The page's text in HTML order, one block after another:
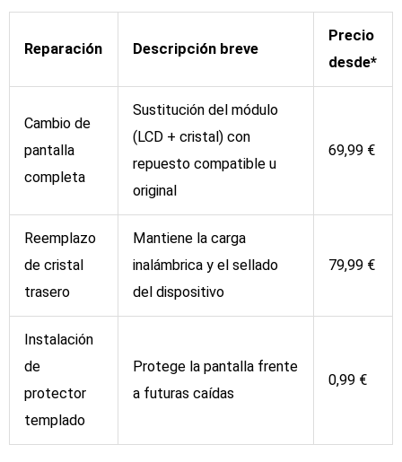
Reparación Descripción breve
Precio
desde*
Cambio de
pantalla
completa
Sustitución del módulo
(LCD + cristal) con
repuesto compatible u
original
69,99 €
Reemplazo
de cristal
trasero
Mantiene la carga
inalámbrica y el sellado
del dispositivo
79,99 €
Instalación
de
protector
templado
Protege la pantalla frente
a futuras caídas
0,99 €